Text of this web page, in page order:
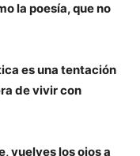
la poesía, que no
es una tentación
de vivir con
vuelves los ojos a